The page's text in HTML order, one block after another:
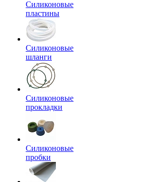
Силиконовые
пластины
Силиконовые
шланги
Силиконовые
прокладки
Силиконовые
пробки